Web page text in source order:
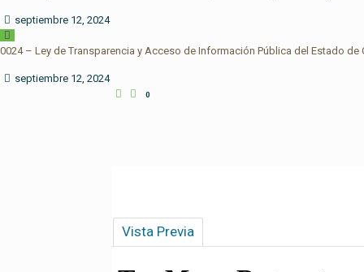
septiembre 12, 2024
0024 – Ley de Transparencia y Acceso de Información Pública del Estado de
septiembre 12, 2024
0
Vista Previa